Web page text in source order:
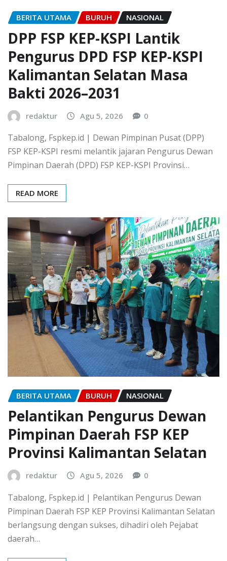
BERITA UTAMA BURUH NASIONAL
DPP FSP KEP-KSPI Lantik
Pengurus DPD FSP KEP-KSPI
Kalimantan Selatan Masa
Bakti 2026–2031
redaktur Agu 5, 2026 0
Tabalong, Fspkep.id | Dewan Pimpinan Pusat (DPP)
FSP KEP-KSPI resmi melantik jajaran Pengurus Dewan
Pimpinan Daerah (DPD) FSP KEP-KSPI Provinsi…
READ MORE
BERITA UTAMA BURUH NASIONAL
Pelantikan Pengurus Dewan
Pimpinan Daerah FSP KEP
Provinsi Kalimantan Selatan
redaktur Agu 5, 2026 0
Tabalong, Fspkep.id | Pelantikan Pengurus Dewan
Pimpinan Daerah FSP KEP Provinsi Kalimantan Selatan
berlangsung dengan sukses, dihadiri oleh Pejabat
daerah…